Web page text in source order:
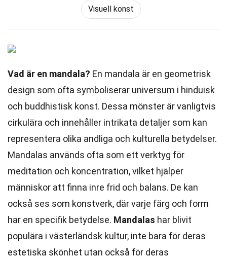
Visuell konst
Vad är en mandala? En mandala är en geometrisk
design som ofta symboliserar universum i hinduisk
och buddhistisk konst. Dessa mönster är vanligtvis
cirkulära och innehåller intrikata detaljer som kan
representera olika andliga och kulturella betydelser.
Mandalas används ofta som ett verktyg för
meditation och koncentration, vilket hjälper
människor att finna inre frid och balans. De kan
också ses som konstverk, där varje färg och form
har en specifik betydelse. Mandalas har blivit
populära i västerländsk kultur, inte bara för deras
estetiska skönhet utan också för deras